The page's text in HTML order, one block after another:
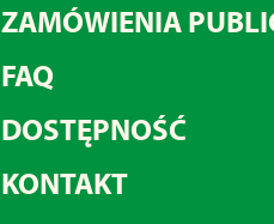
ZAMÓWIENIA
FAQ
DOSTĘPNOŚĆ
KONTAKT